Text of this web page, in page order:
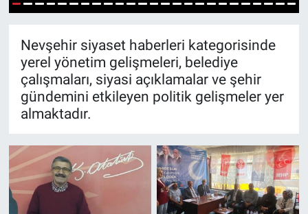
1
Nevşehir siyaset haberleri kategorisinde
yerel yönetim gelişmeleri, belediye
çalışmaları, siyasi açıklamalar ve şehir
gündemini etkileyen politik gelişmeler yer
almaktadır.
VEFATLAR